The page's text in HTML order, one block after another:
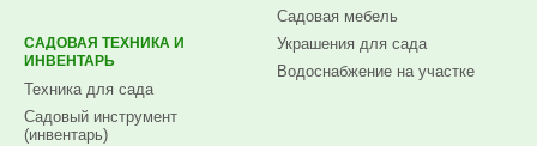
САДОВАЯ ТЕХНИКА И
ИНВЕНТАРЬ
Техника для сада
Садовый инструмент
(инвентарь)
Садовая мебель
Украшения для сада
Водоснабжение на участке